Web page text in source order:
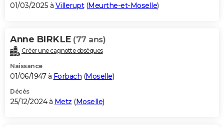
01/03/2025 à Villerupt(Meurthe-et-Moselle)
Anne BIRKLE (77 ans)
Créer une cagnotte obsèques
Naissance
01/06/1947 à Forbach (Moselle)
Décès
25/12/2024 à Metz (Moselle)